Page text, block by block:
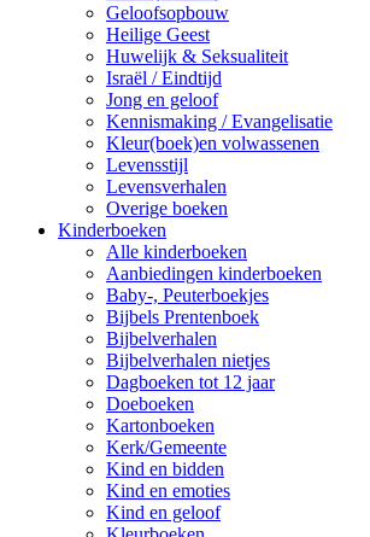
Geloofsopbouw
Heilige Geest
Huwelijk & Seksualiteit
Israël / Eindtijd
Jong en geloof
Kennismaking / Evangelisatie
Kleur(boek)en volwassenen
Levensstijl
Levensverhalen
Overige boeken
Kinderboeken
Alle kinderboeken
Aanbiedingen kinderboeken
Baby-, Peuterboekjes
Bijbels Prentenboek
Bijbelverhalen
Bijbelverhalen nietjes
Dagboeken tot 12 jaar
Doeboeken
Kartonboeken
Kerk/Gemeente
Kind en bidden
Kind en emoties
Kind en geloof